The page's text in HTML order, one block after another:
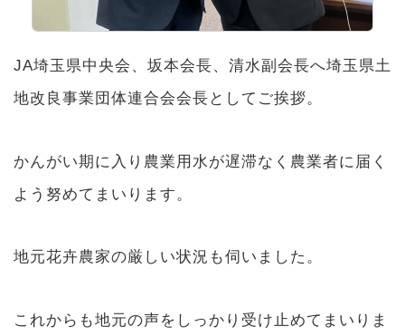
JA埼玉県中央会、坂本会長、清水副会長へ埼玉県土
地改良事業団体連合会会長としてご挨拶。
かんがい期に入り農業用水が遅滞なく農業者に届く
よう努めてまいります。
地元花卉農家の厳しい状況も伺いました。
これからも地元の声をしっかり受け止めてまいりま